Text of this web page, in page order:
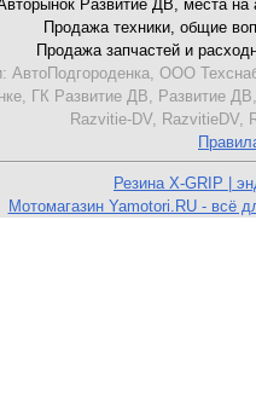
Развитие ДВ, места на
Продажа техники, общие
Продажа запчастей и
АвтоПодгороденка, ООО
ГК Развитие ДВ,
Razvitie-DV, RazvitieDV,
Резина X-GRIP |
Мотомагазин Yamotori.RU - всё